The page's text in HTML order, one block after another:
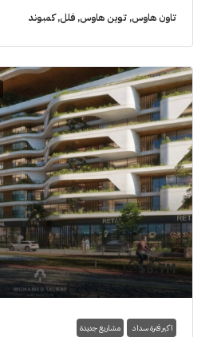
تاون هاوس, توين هاوس, فلل, كمبوند
8.7M$
اكبر فترة سداد مشاريع جديدة